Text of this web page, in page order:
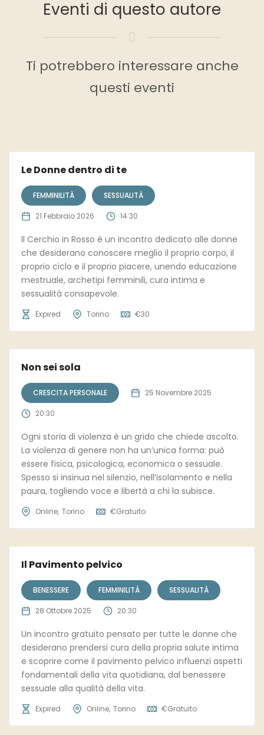
Eventi di questo autore
Ti potrebbero interessare anche
questi eventi
Le Donne dentro di te
FEMMINILITÀ SESSUALITÀ
21 Febbraio 2026 14:30
Il Cerchio in Rosso è un incontro dedicato alle donne
che desiderano conoscere meglio il proprio corpo, il
proprio ciclo e il proprio piacere, unendo educazione
mestruale, archetipi femminili, cura intima e
sessualità consapevole.
Expired Torino €30
Non sei sola
CRESCITA PERSONALE 25 Novembre 2025
20:30
Ogni storia di violenza è un grido che chiede ascolto.
La violenza di genere non ha un’unica forma: può
essere fisica, psicologica, economica o sessuale.
Spesso si insinua nel silenzio, nell’isolamento e nella
paura, togliendo voce e libertà a chi la subisce.
Online Torino €Gratuito
NEW
Il Pavimento pelvico
BENESSERE FEMMINILITÀ SESSUALITÀ
28 Ottobre 2025 20:30
Un incontro gratuito pensato per tutte le donne che
desiderano prendersi cura della propria salute intima
e scoprire come il pavimento pelvico influenzi aspetti
fondamentali della vita quotidiana, dal benessere
sessuale alla qualità della vita.
Expired Online Torino €Gratuito